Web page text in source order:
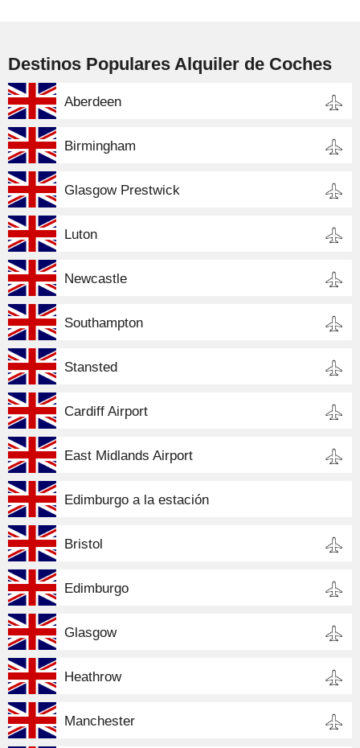
Destinos Populares Alquiler de Coches
Aberdeen
Birmingham
Glasgow Prestwick
Luton
Newcastle
Southampton
Stansted
Cardiff Airport
East Midlands Airport
Edimburgo a la estación
Bristol
Edimburgo
Glasgow
Heathrow
Manchester